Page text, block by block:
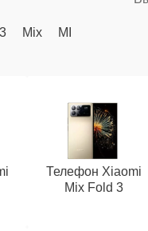
Mix MI
Телефон Xiaomi
Mix Fold 3